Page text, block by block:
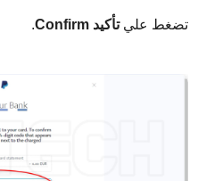
تضغط عليتأكيد Confirm .